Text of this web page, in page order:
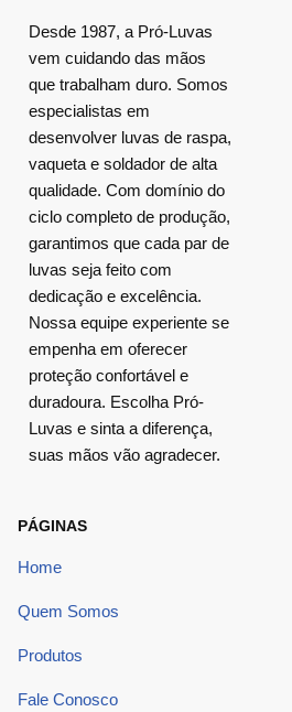
Desde 1987, a Pró-Luvas
vem cuidando das mãos
que trabalham duro. Somos
especialistas em
desenvolver luvas de raspa,
vaqueta e soldador de alta
qualidade. Com domínio do
ciclo completo de produção,
garantimos que cada par de
luvas seja feito com
dedicação e excelência.
Nossa equipe experiente se
empenha em oferecer
proteção confortável e
duradoura. Escolha Pró-
Luvas e sinta a diferença,
suas mãos vão agradecer.
PÁGINAS
Home
Quem Somos
Produtos
Fale Conosco